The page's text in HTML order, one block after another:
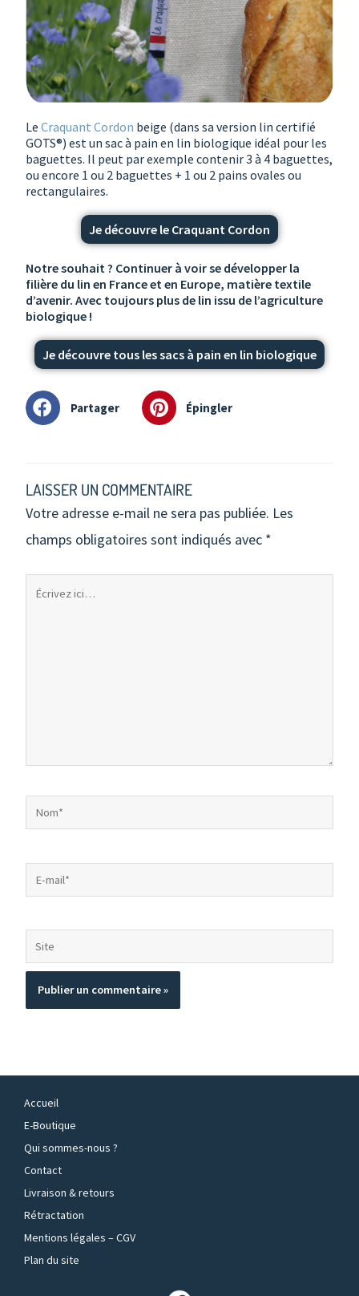
Le Craquant Cordon beige (dans sa version lin certifié
GOTS®) est un sac à pain en lin biologique idéal pour les
baguettes. Il peut par exemple contenir 3 à 4 baguettes,
ou encore 1 ou 2 baguettes + 1 ou 2 pains ovales ou
rectangulaires.
Je découvre le Craquant Cordon
Notre souhait ? Continuer à voir se développer la
filière du lin en France et en Europe, matière textile
d’avenir. Avec toujours plus de lin issu de l’agriculture
biologique !
Je découvre tous les sacs à pain en lin biologique
Partager Épingler
LAISSER UN COMMENTAIRE
Votre adresse e-mail ne sera pas publiée. Les
champs obligatoires sont indiqués avec *
Écrivez
Nom*
E-
mail*
Site
Accueil
E-Boutique
Qui sommes-nous ?
Contact
Livraison & retours
Rétractation
Mentions légales – CGV
Plan du site